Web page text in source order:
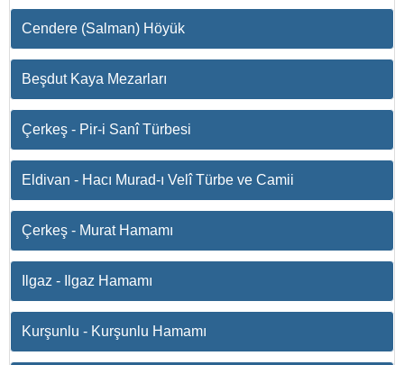
Cendere (Salman) Höyük
Beşdut Kaya Mezarları
Çerkeş - Pir-i Sanî Türbesi
Eldivan - Hacı Murad-ı Velî Türbe ve Camii
Çerkeş - Murat Hamamı
Ilgaz - Ilgaz Hamamı
Kurşunlu - Kurşunlu Hamamı